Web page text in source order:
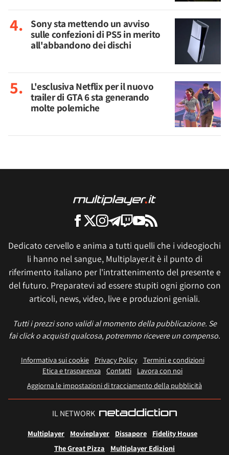
Sony sta mettendo un avviso
sulle confezioni di PS5 in merito
all'abbandono dei dischi
L'esclusiva Netflix per il nuovo
trailer di GTA 6 sta generando
molte polemiche
Dedicato cervello e anima a tutti quelli che i videogiochi
li hanno nel sangue, Multiplayer.it è il punto di
riferimento italiano per l'intrattenimento del presente e
del futuro. Preparatevi ad essere stupiti ogni giorno con
articoli, news, video, live e produzioni geniali.
Tutti i prezzi sono validi al momento della pubblicazione. Se
fai click o acquisti qualcosa, potremmo ricevere un compenso.
Informativa sui cookie Privacy Policy
Termini e condizioni
Etica e trasparenza Contatti
Lavora con noi
Aggiorna le impostazioni di tracciamento della pubblicità
IL NETWORK
Multiplayer Movieplayer Dissapore
Fidelity House
The Great Pizza
Multiplayer Edizioni